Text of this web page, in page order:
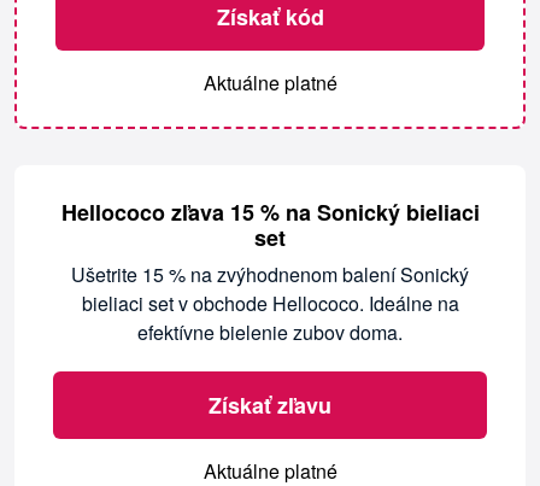
Získať kód
Aktuálne platné
Hellococo zľava 15 % na Sonický bieliaci
set
Ušetrite 15 % na zvýhodnenom balení Sonický
bieliaci set v obchode Hellococo. Ideálne na
efektívne bielenie zubov doma.
Získať zľavu
Aktuálne platné